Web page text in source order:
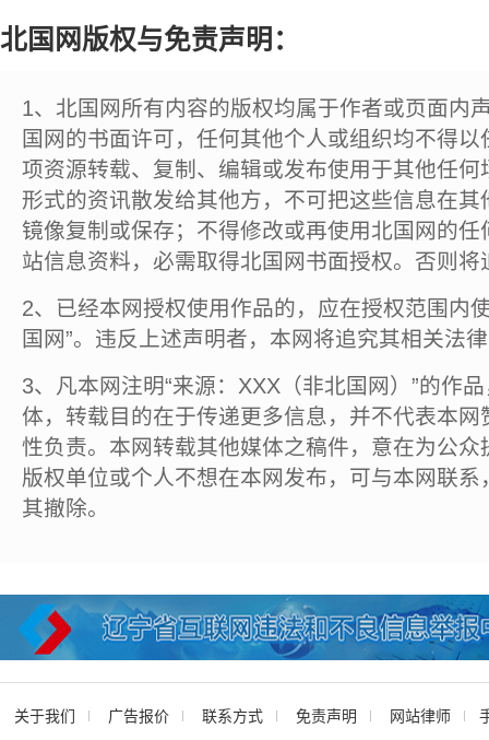
北国网版权与免责声明：
1、北国网所有内容的版权均属于作者或页面内
国网的书面许可，任何其他个人或组织均不得
项资源转载、复制、编辑或发布使用于其他任
形式的资讯散发给其他方，不可把这些信息在
镜像复制或保存；不得修改或再使用北国网的
站信息资料，必需取得北国网书面授权。否则将
2、已经本网授权使用作品的，应在授权范围内
国网”。违反上述声明者，本网将追究其相关法
3、凡本网注明“来源：XXX（非北国网）”的作
体，转载目的在于传递更多信息，并不代表本
性负责。本网转载其他媒体之稿件，意在为公
版权单位或个人不想在本网发布，可与本网联
其撤除。
关于我们 广告报价 联系方式 免责声明 网站律师